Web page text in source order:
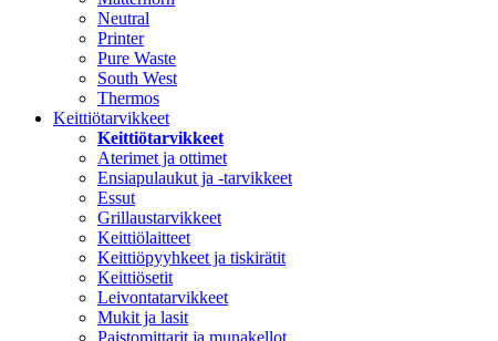
Neutral
Printer
Pure Waste
South West
Thermos
Keittiötarvikkeet
Keittiötarvikkeet
Aterimet ja ottimet
Ensiapulaukut ja -tarvikkeet
Essut
Grillaustarvikkeet
Keittiölaitteet
Keittiöpyyhkeet ja tiskirätit
Keittiösetit
Leivontatarvikkeet
Mukit ja lasit
Paistomittarit ja munakellot